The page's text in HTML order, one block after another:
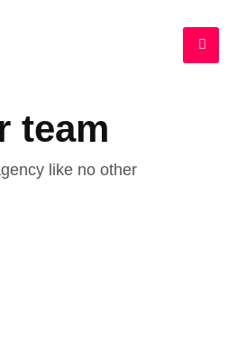
team
like no other